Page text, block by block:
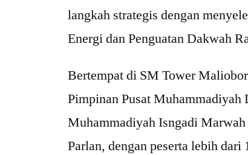
langkah strategis dengan
Energi dan Penguatan Dakwah
Bertempat di SM Tower
Pimpinan Pusat Muhammadiyah
Muhammadiyah Isngadi
Parlan, dengan peserta lebih